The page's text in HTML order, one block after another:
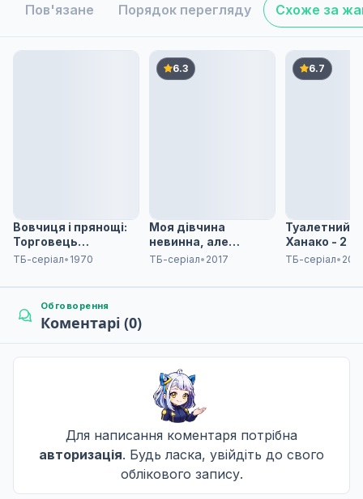
Пов'язане Порядок перегляду Схоже за
Вовчиця і прянощі:
Торговець
зустрічає мудру
ТБ-серіал• 1970
6.3
Моя дівчина
невинна, але
справжня
ТБ-серіал• 2017
6.7
Туалетний
Ханако - 2
ТБ-серіал•
Обговорення
Коментарі (0)
Для написання коментаря потрібна
авторизація. Будь ласка, увійдіть до свого
облікового запису.